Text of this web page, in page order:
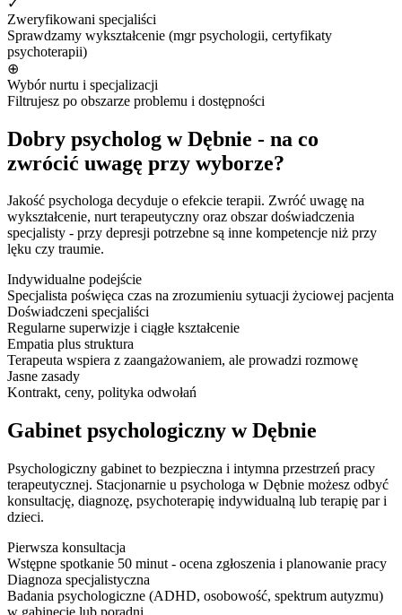
Zweryfikowani specjaliści
Sprawdzamy wykształcenie (mgr psychologii, certyfikaty
psychoterapii)
⊕
Wybór nurtu i specjalizacji
Filtrujesz po obszarze problemu i dostępności
Dobry psycholog w Dębnie - na co
zwrócić uwagę przy wyborze?
Jakość psychologa decyduje o efekcie terapii. Zwróć uwagę na
wykształcenie, nurt terapeutyczny oraz obszar doświadczenia
specjalisty - przy depresji potrzebne są inne kompetencje niż przy
lęku czy traumie.
Indywidualne podejście
Specjalista poświęca czas na zrozumieniu sytuacji życiowej pacjenta
Doświadczeni specjaliści
Regularne superwizje i ciągłe kształcenie
Empatia plus struktura
Terapeuta wspiera z zaangażowaniem, ale prowadzi rozmowę
Jasne zasady
Kontrakt, ceny, polityka odwołań
Gabinet psychologiczny w Dębnie
Psychologiczny gabinet to bezpieczna i intymna przestrzeń pracy
terapeutycznej. Stacjonarnie u psychologa w Dębnie możesz odbyć
konsultację, diagnozę, psychoterapię indywidualną lub terapię par i
dzieci.
Pierwsza konsultacja
Wstępne spotkanie 50 minut - ocena zgłoszenia i planowanie pracy
Diagnoza specjalistyczna
Badania psychologiczne (ADHD, osobowość, spektrum autyzmu)